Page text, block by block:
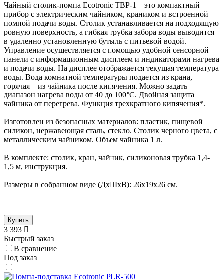
Чайный столик-помпа Ecotronic TBP-1 – это компактный
прибор с электрическим чайником, краником и встроенной
помпой подачи воды. Столик устанавливается на подходящую
ровную поверхность, а гибкая трубка забора воды выводится
в удаленно установленную бутыль с питьевой водой.
Управление осуществляется с помощью удобной сенсорной
панели с информационным дисплеем и индикаторами нагрева
и подачи воды. На дисплее отображается текущая температура
воды. Вода комнатной температуры подается из крана,
горячая – из чайника после кипячения. Можно задать
диапазон нагрева воды от 40 до 100°С. Двойная защита
чайника от перегрева. Функция трехкратного кипячения*.
Изготовлен из безопасных материалов: пластик, пищевой
силикон, нержавеющая сталь, стекло. Столик черного цвета, с
металлическим чайником. Объем чайника 1 л.
В комплекте: столик, кран, чайник, силиконовая трубка 1,4-
1,5 м, инструкция.
Размеры в собранном виде (ДхШхВ): 26x19x26 см.
Купить
3 393
Быстрый заказ
В сравнение
Под заказ